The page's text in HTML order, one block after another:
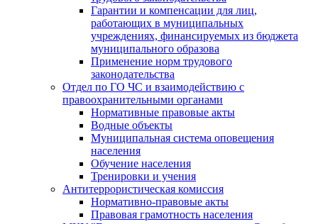
Гарантии и компенсации для лиц,
работающих в муниципальных
учреждениях, финансируемых из бюджета
муниципального образова
Применение норм трудового
законодательства
Отдел по ГО ЧС и взаимодействию с
правоохранительными органами
Нормативные правовые акты
Водные объекты
Муниципальная система оповещения
населения
Обучение населения
Тренировки и учения
Антитеррористическая комиссия
Нормативно-правовые акты
Правовая грамотность населения